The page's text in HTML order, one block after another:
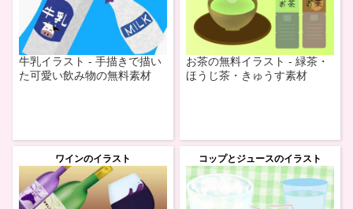
牛乳イラスト - 手描きで描い
た可愛い飲み物の無料素材
お茶の無料イラスト - 緑茶・
ほうじ茶・きゅうす素材
ワインのイラスト コップとジュースのイラスト